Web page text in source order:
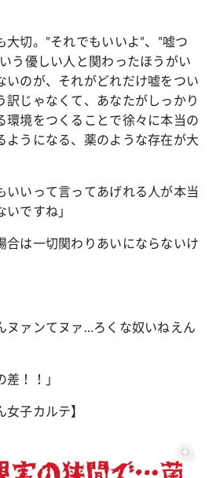
切。 ”それでもいいよ”、 ”嘘つ
う優しい人と関わったほうがい
いのが、それがどれだけ嘘をつい
訳じゃなくて、あなたがしっかり
環境をつくることで徐々に本当の
ようになる、薬のような存在が大
いいって言ってあげれる人が本当
ですね」
合は一切関わりあいにならないけ
ヌァンてヌァ…ろくな奴いねえん
！！」
女子カルテ】